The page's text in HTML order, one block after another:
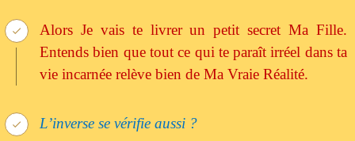
Alors Je vais te livrer un petit secret Ma Fille.
Entends bien que tout ce qui te paraît irréel dans ta
vie incarnée relève bien de Ma Vraie Réalité.
L’inverse se vérifie aussi ?